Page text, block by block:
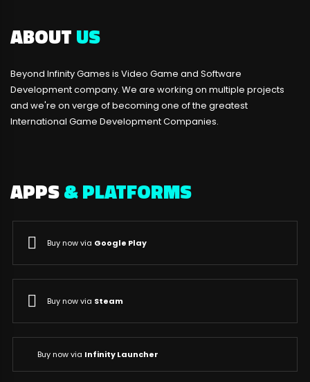
ABOUTUS
Beyond Infinity Games is Video Game and Software
Development company. We are working on multiple projects
and we're on verge of becoming one of the greatest
International Game Development Companies.
APPS& PLATFORMS
Buy now via Google Play
Buy now via Steam
Buy now via Infinity Launcher